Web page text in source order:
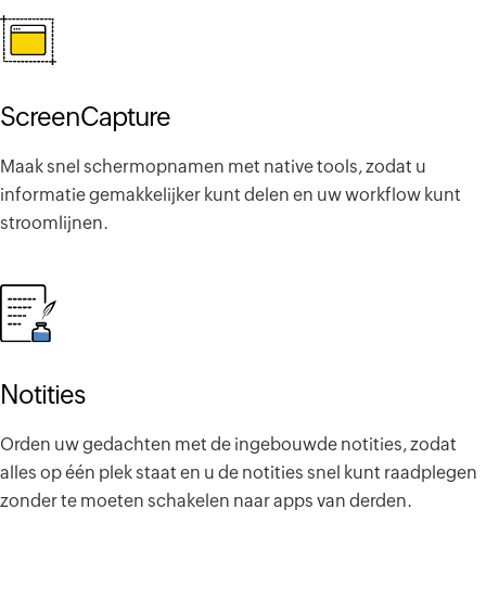
ScreenCapture
Maak snel schermopnamen met native tools, zodat u
informatie gemakkelijker kunt delen en uw workflow kunt
stroomlijnen.
Notities
Orden uw gedachten met de ingebouwde notities, zodat
alles op één plek staat en u de notities snel kunt raadplegen
zonder te moeten schakelen naar apps van derden.